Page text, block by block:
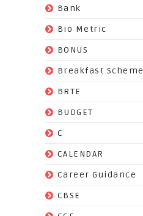
Bank
Bio Metric
BONUS
Breakfast Scheme
BRTE
BUDGET
C
CALENDAR
Career Guidance
CBSE